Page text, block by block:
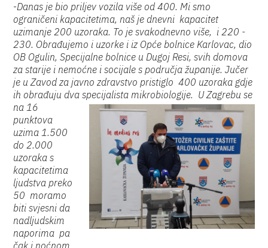
-Danas je bio priljev vozila više od 400. Mi smo
ograničeni kapacitetima, naš je dnevni kapacitet
uzimanje 200 uzoraka. To je svakodnevno više, i 220 -
230. Obrađujemo i uzorke i iz Opće bolnice Karlovac, dio
OB Ogulin, Specijalne bolnice u Dugoj Resi, svih domova
za starije i nemoćne i socijale s područja županije. Jučer
je u Zavod za javno zdravstvo pristiglo 400 uzoraka gdje
ih obrađuju dvaspecijalista mikrobiologije. U Zagrebu se
na 16
punktova
uzima 1.500
do 2.000
uzoraka s
kapacitetima
ljudstva preko
50 moramo
biti svjesni da
nadljudskim
naporima pa
čak i noćnom